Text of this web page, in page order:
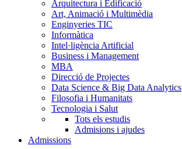
Arquitectura i Edificació
Art, Animació i Multimèdia
Enginyeries TIC
Informàtica
Intel·ligència Artificial
Business i Management
MBA
Direcció de Projectes
Data Science & Big Data Analytics
Filosofia i Humanitats
Tecnologia i Salut
Tots els estudis
Admisions i ajudes
Admissions